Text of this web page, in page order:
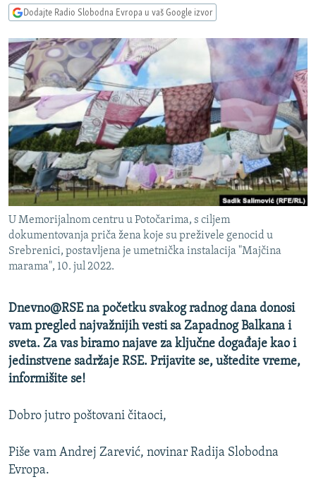
INFOGRAFIKE
KINA NA BALKANU
RSE PRIČE IZ SVIJETA
ISPRIČAJ MI
DNEVNO@RSE
SPECIJALI RSE
VIŠE OD NASLOVA
GENOCID U SREBRENICI
POPLAVE I KLIZIŠTA U BIH 2024.
TV LIBERTY
POST SCRIPTUM
MOJA EVROPA
TRI DECENIJE OD RATA U BIH
SVE KARTE DEJTONA
NASTANAK I RASPAD JUGOSLAVIJE
PRATITE NAS
Sve RFE/RL stranice
Dodajte Radio Slobodna Evropa u vaš Google izvor
U Memorijalnom centru u Potočarima, s ciljem
dokumentovanja priča žena koje su preživele genocid u
Srebrenici, postavljena je umetnička instalacija "Majčina
marama", 10. jul 2022.
Dnevno@RSE na početku svakog radnog dana donosi
vam pregled najvažnijih vesti sa Zapadnog Balkana i
sveta. Za vas biramo najave za ključne događaje kao i
jedinstvene sadržaje RSE. Prijavite se, uštedite vreme,
informišite se!
Dobro jutro poštovani čitaoci,
Piše vam Andrej Zarević, novinar Radija Slobodna
Evropa.